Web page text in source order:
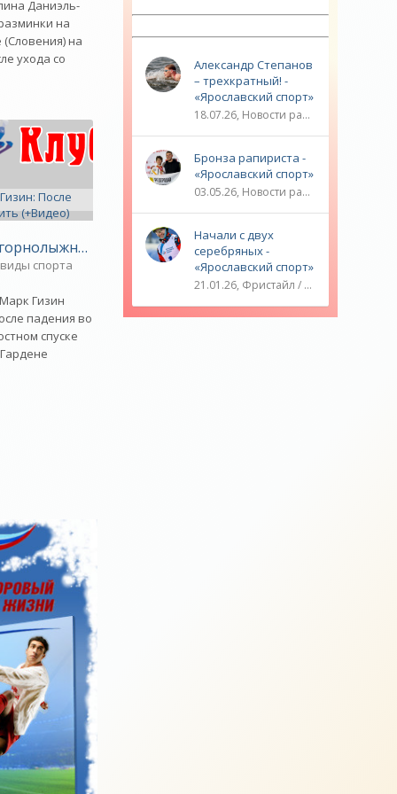
- «Зимние виды»
Даниэль-
на
на
ухода со
Гизин: После падения снова учусь есть,
спорта
Гизин
падения во
спуске
-- Самое большое богатство — это ум.
самолюбование.
-- Лучшее, что можно сделать с хорошим
советом, это пропустить его мимо ушей.
Он никогда не бывает полезен никому,
кроме того, кто его дал.
-- Люблю давать советы и очень не люблю,
когда их дают мне.
Александр Степанов
– трехкратный! -
«Ярославский спорт»
18.07.26, Новости разное / ТРАНСФЕРЫ / Плавание / ОЛИМПИЙСКИЕ ИГРЫ / Водные виды спорта / Видео новости / Спорт
Бронза рапириста -
«Ярославский спорт»
03.05.26, Новости разное / ОЛИМПИЙСКИЕ ИГРЫ / Плавание / Фехтование / Другие виды спорта / ТЕННИС / Видео новости / Спорт
Начали с двух
серебряных -
«Ярославский спорт»
21.01.26, Фристайл / Плавание / ОЛИМПИЙСКИЕ ИГРЫ / Игровые виды спорта / Видео новости / Спорт